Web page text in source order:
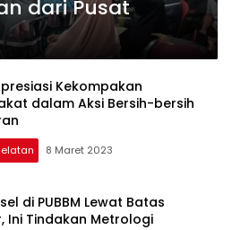
dari Pusat
Kekompakan
dalam Aksi Bersih-bersih
8 Maret 2023
di PUBBM Lewat Batas
Ini Tindakan Metrologi